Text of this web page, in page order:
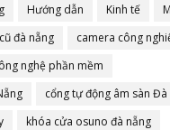
Hướng dẫn Kinh tế
đà nẵng
camera công
nghệ phần mềm
cổng tự động âm sàn Đà
khóa cửa osuno đà nẵng